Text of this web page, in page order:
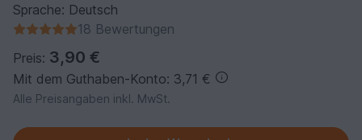
Sprache: Deutsch
18 Bewertungen
Preis: 3,90 €
Mit dem Guthaben-Konto: 3,71 €
Alle Preisangaben inkl. MwSt.